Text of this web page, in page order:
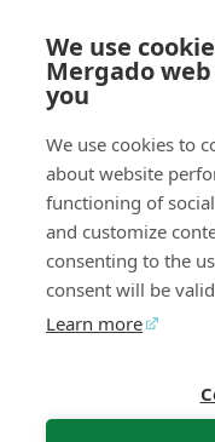
We use
Mergado
you
We use cookies to
about website
functioning of
and customize
consenting to the
consent will be
Learn more